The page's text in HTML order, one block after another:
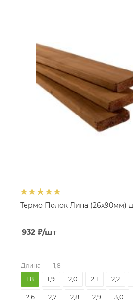
Термо Полок Липа (26х90мм)
932 ₽/шт
Длина — 1,8
1,8 1,9 2,0 2,1 2,2
2,6 2,7 2,8 2,9 3,0